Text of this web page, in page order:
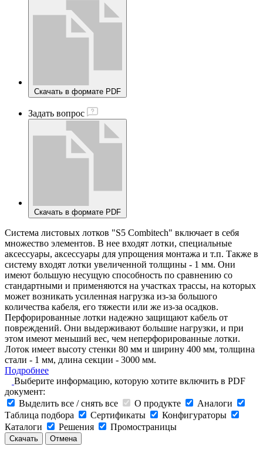
Скачать в формате PDF
Задать вопрос
Скачать в формате PDF
Система листовых лотков "S5 Combitech" включает в себя
множество элементов. В нее входят лотки, специальные
аксессуары, аксессуары для упрощения монтажа и т.п. Также в
систему входят лотки увеличенной толщины - 1 мм. Они
имеют большую несущую способность по сравнению со
стандартными и применяются на участках трассы, на которых
может возникать усиленная нагрузка из-за большого
количества кабеля, его тяжести или же из-за осадков.
Перфорированные лотки надежно защищают кабель от
повреждений. Они выдерживают большие нагрузки, и при
этом имеют меньший вес, чем неперфорированные лотки.
Лоток имеет высоту стенки 80 мм и ширину 400 мм, толщина
стали - 1 мм, длина секции - 3000 мм.
Подробнее
Выберите информацию, которую хотите включить в PDF
документ:
Выделить все / снять все
О продукте
Аналоги
Таблица подбора
Сертификаты
Конфигураторы
Каталоги
Решения Промостраницы
Скачать Отмена